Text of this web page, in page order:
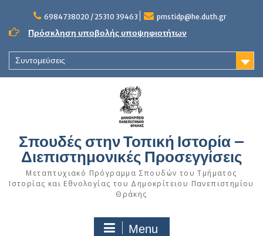
content
6984738020 / 25310 39463 pmstidp@he.duth.gr
Πρόσκληση υποβολής υποψηφιοτήτων
Συντομεύσεις
Σπουδές στην Τοπική Ιστορία –
Διεπιστημονικές Προσεγγίσεις
Μεταπτυχιακό Πρόγραμμα Σπουδών του Τμήματος
Ιστορίας και Εθνολογίας του Δημοκρίτειου Πανεπιστημίου
Θράκης
Menu